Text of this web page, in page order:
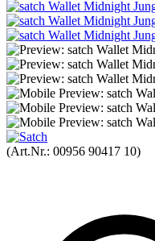
(Art.Nr.: 00956 90417 10)